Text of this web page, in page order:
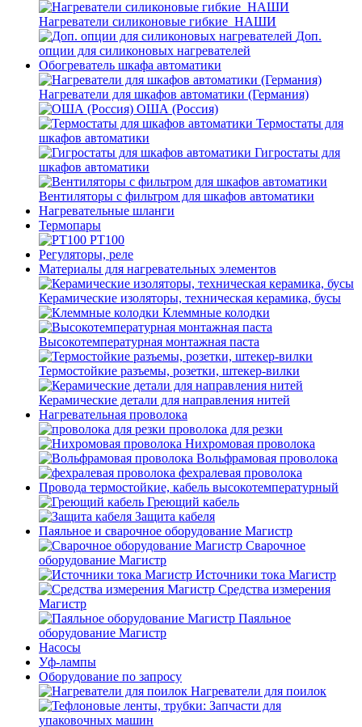
Нагреватели силиконовые гибкие_НАШИ
Доп.
опции для силиконовых нагревателей
Обогреватель шкафа автоматики
Нагреватели для шкафов автоматики (Германия)
ОША (Россия)
Термостаты для
шкафов автоматики
Гигростаты для
шкафов автоматики
Вентиляторы с фильтром для шкафов автоматики
Нагревательные шланги
Термопары
PT100
Регуляторы, реле
Материалы для нагревательных элементов
Керамические изоляторы, техническая керамика, бусы
Клеммные колодки
Высокотемпературная монтажная паста
Термостойкие разъемы, розетки, штекер-вилки
Керамические детали для направления нитей
Нагревательная проволока
проволока для резки
Нихромовая проволока
Вольфрамовая проволока
фехралевая проволока
Провода термостойкие, кабель высокотемпературный
Греющий кабель
Защита кабеля
Паяльное и сварочное оборудование Магистр
Сварочное
оборудование Магистр
Источники тока Магистр
Средства измерения
Магистр
Паяльное
оборудование Магистр
Насосы
Уф-лампы
Оборудование по запросу
Нагреватели для поилок